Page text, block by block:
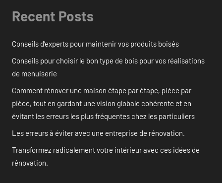
Recent Posts
Conseils d’experts pour maintenir vos produits boisés
Conseils pour choisir le bon type de bois pour vos réalisations
de menuiserie
Comment rénover une maison étape par étape, pièce par
pièce, tout en gardant une vision globale cohérente et en
évitant les erreurs les plus fréquentes chez les particuliers
Les erreurs à éviter avec une entreprise de rénovation.
Transformez radicalement votre intérieur avec ces idées de
rénovation.